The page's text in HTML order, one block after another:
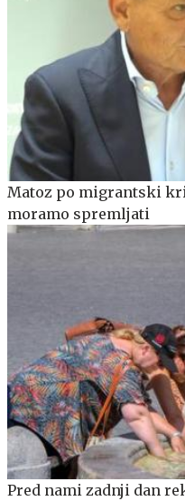
Matoz po migrantski
moramo spremljati
Pred nami zadnji dan